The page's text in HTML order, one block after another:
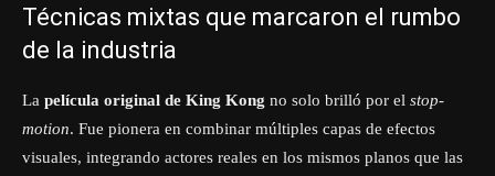
Técnicas mixtas que marcaron el rumbo
de la industria
La película original de King Kong no solo brilló por el stop-
motion. Fue pionera en combinar múltiples capas de efectos
visuales, integrando actores reales en los mismos planos que las